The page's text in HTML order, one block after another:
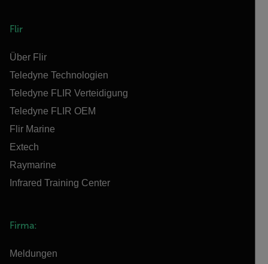
Flir
Über Flir
Teledyne Technologien
Teledyne FLIR Verteidigung
Teledyne FLIR OEM
Flir Marine
Extech
Raymarine
Infrared Training Center
Firma:
Meldungen